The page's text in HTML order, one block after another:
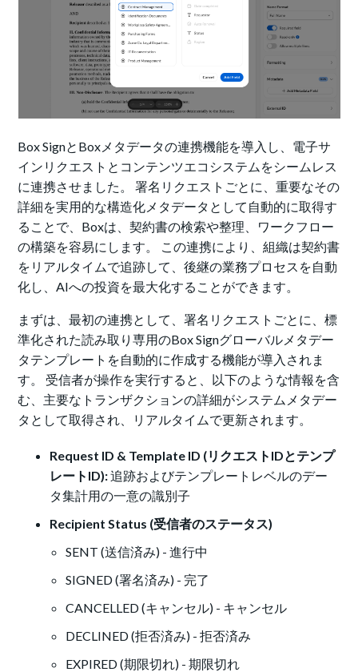
Box SignとBoxメタデータの連携機能を導入し、電子サ
インリクエストとコンテンツエコシステムをシームレス
に連携させました。 署名リクエストごとに、重要なその
詳細を実用的な構造化メタデータとして自動的に取得す
ることで、Boxは、契約書の検索や整理、ワークフロー
の構築を容易にします。 この連携により、組織は契約書
をリアルタイムで追跡して、後継の業務プロセスを自動
化し、AIへの投資を最大化することができます。
まずは、最初の連携として、署名リクエストごとに、標
準化された読み取り専用のBox Signグローバルメタデー
タテンプレートを自動的に作成する機能が導入されま
す。 受信者が操作を実行すると、以下のような情報を含
む、主要なトランザクションの詳細がシステムメタデー
タとして取得され、リアルタイムで更新されます。
Request ID & Template ID (リクエストIDとテンプ
レートID):追跡およびテンプレートレベルのデー
タ集計用の一意の識別子
Recipient Status (受信者のステータス)
SENT (送信済み) - 進行中
SIGNED (署名済み) - 完了
CANCELLED (キャンセル) - キャンセル
DECLINED (拒否済み) - 拒否済み
EXPIRED (期限切れ) - 期限切れ